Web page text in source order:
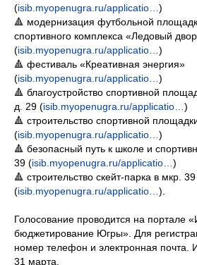
(isib.myopenugra.ru/applicatio… )
🔺 модернизация футбольной
спортивного комплекса «Ледовый
(isib.myopenugra.ru/applicatio… )
🔺 фестиваль «Креативная энергия»
(isib.myopenugra.ru/applicatio… )
🔺 благоустройство спортивной
д. 29 (isib.myopenugra.ru/applicatio… )
🔺 строительство спортивной
(isib.myopenugra.ru/applicatio… )
🔺 безопасный путь к школе и
39 (isib.myopenugra.ru/applicatio… )
🔺 строительство скейт-парка в мкр. 39
(isib.myopenugra.ru/applicatio… ).
Голосование проводится на портале
бюджетирование Югры». Для
номер телефон и электронная почта.
31 марта.